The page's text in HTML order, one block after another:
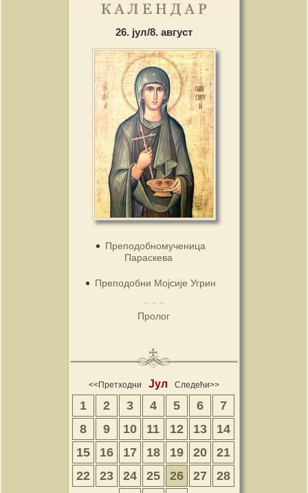
26. јул/8. август
Преподобномученица
Параскева
Преподобни Мојсије Угрин
Пролог
<<Претходни Јул Следећи>>
1 2 3 4 5 6
7
8
9 10 11 12 13
14
15
16 17 18 19 20
21
22
23 24 25 26 27
28